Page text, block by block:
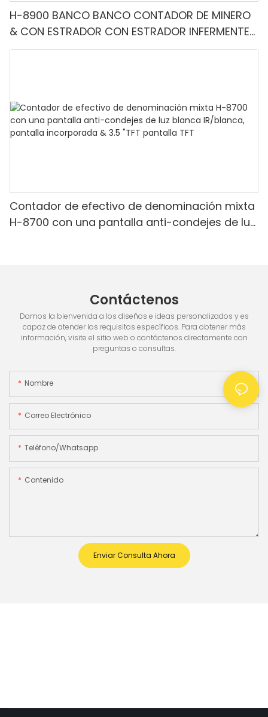
H-8900 BANCO BANCO CONTADOR DE MINERO
& CON ESTRADOR CON ESTRADOR INFERMENTE-
Denominación mixta, luz blanca/IR/UV/mg
Contador de efectivo de denominación mixta
H-8700 con una pantalla anti-condejes de luz
Contáctenos
Damos la bienvenida a los diseños e ideas personalizados y es
capaz de atender los requisitos específicos. Para obtener más
información, visite el sitio web o contáctenos directamente con
preguntas o consultas.
Nombre
Correo Electrónico
Teléfono/whatsapp
Contenido
Enviar Consulta Ahora